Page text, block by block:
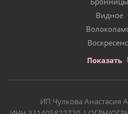
Видное
Показать
ИП Чулкова Анастасия